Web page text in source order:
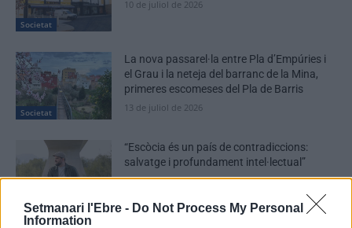
Setmanari l'Ebre - Do Not Process My Personal
Information
Societat
10 de juliol de 2026
Societat
La nova passarel·la entre Pla d’Empúries i
el Grau i la neteja del barranc de la Mina,
primeres escomeses del Pla de Barris
13 de juliol de 2026
“Escòcia és un país de contradiccions:
salvatge i profundament intel·lectual”
22 de juny de 2026